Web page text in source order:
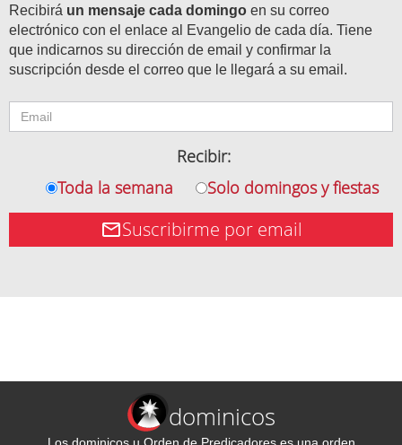
Recibirá un mensaje cada domingo en su correo
electrónico con el enlace al Evangelio de cada día. Tiene
que indicarnos su dirección de email y confirmar la
suscripción desde el correo que le llegará a su email.
Recibir:
Toda la semana
Solo domingos y fiestas
Suscribirme por email
dominicos